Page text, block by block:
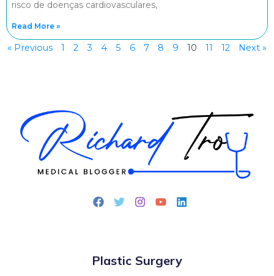
risco de doenças cardiovasculares,
Read More »
« Previous 1 2 3 4 5 6 7 8 9 10 11 12 Next »
Plastic Surgery